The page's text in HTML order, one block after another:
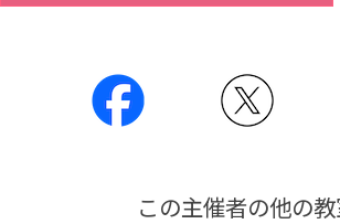
この主催者の他の